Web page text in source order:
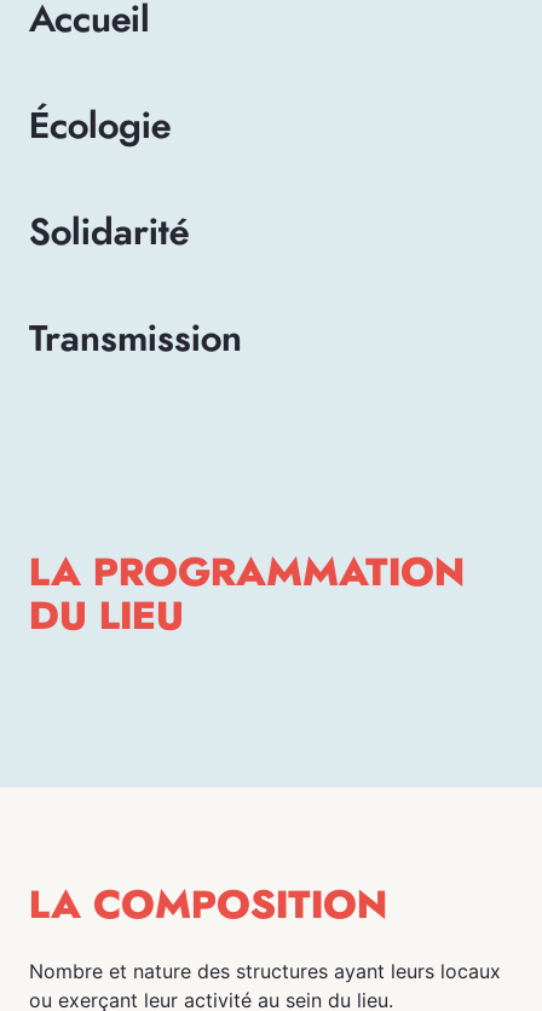
Accueil
Écologie
Solidarité
Transmission
LA PROGRAMMATION
DU LIEU
LA COMPOSITION
Nombre et nature des structures ayant leurs locaux
ou exerçant leur activité au sein du lieu.